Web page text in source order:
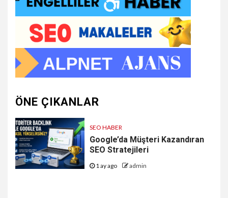
ÖNE ÇIKANLAR
SEO HABER
Google’da Müşteri Kazandıran
SEO Stratejileri
1 ay ago admin